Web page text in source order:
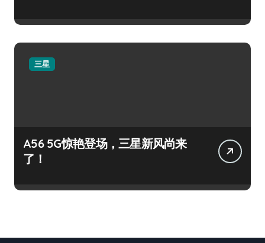
三星
A56 5G惊艳登场，三星新风尚来
了！